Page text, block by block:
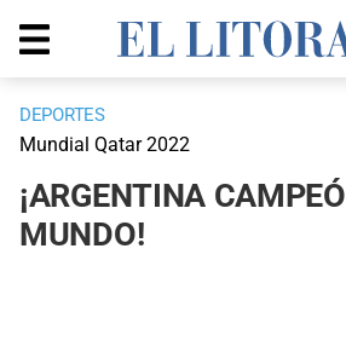
DEPORTES
Mundial Qatar 2022
¡ARGENTINA
MUNDO!